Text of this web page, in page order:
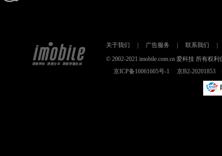
关于我们 广告服务 联系我们
© 2002-2021 imobile.com.cn 爱科技 所有权
京ICP备16061605号-1
京B2-20201853